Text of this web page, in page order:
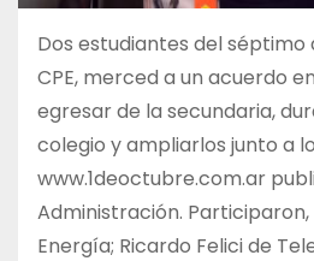
Dos estudiantes del séptimo
CPE, merced a un acuerdo
egresar de la secundaria,
colegio y ampliarlos junto a
www.1deoctubre.com.ar
Administración. Participaron,
Energía; Ricardo Felici de